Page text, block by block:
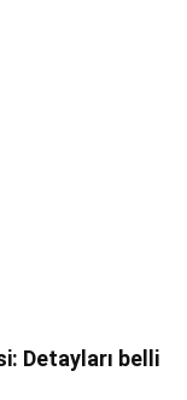
Detayları belli